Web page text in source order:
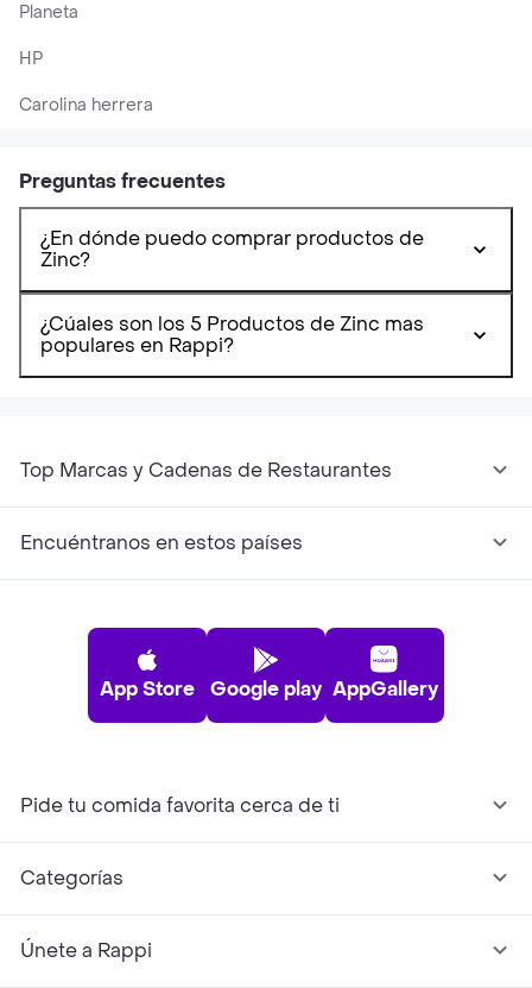
Planeta
HP
Carolina herrera
Preguntas frecuentes
¿En dónde puedo comprar productos de
Zinc?
¿Cúales son los 5 Productos de Zinc mas
populares en Rappi?
Top Marcas y Cadenas de Restaurantes
Encuéntranos en estos países
App Store Google play AppGallery
Pide tu comida favorita cerca de ti
Categorías
Únete a Rappi